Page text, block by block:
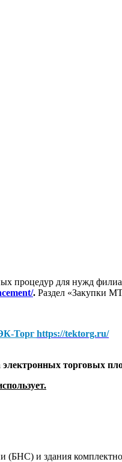
процедур для нужд
. Раздел «Закупки
Торг https://tektorg.ru/
торговых
и здания